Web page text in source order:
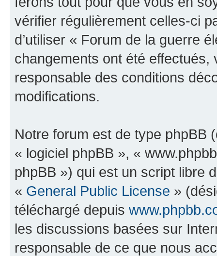
vérifier régulièrement celles-ci
d’utiliser « Forum de la guerre
changements ont été effectués,
responsable des conditions
modifications.
Notre forum est de type phpBB
« logiciel phpBB », «
phpBB ») qui est un script libre
« General Public License »
téléchargé depuis
les discussions basées sur
responsable de ce que nous